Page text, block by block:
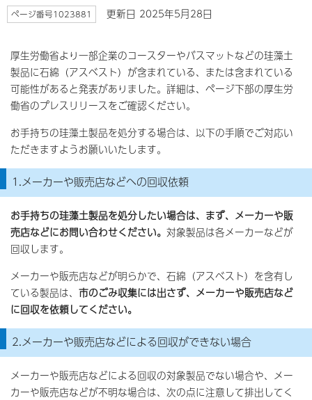
ページ番号1023881 更新日 2025年5月28日
厚生労働省より一部企業のコースターやバスマットなどの珪藻土
製品に石綿（アスベスト）が含まれている、または含まれている
可能性があると発表がありました。詳細は、ページ下部の厚生労
働省のプレスリリースをご確認ください。
お手持ちの珪藻土製品を処分する場合は、以下の手順でご対応い
ただきますようお願いいたします。
1.メーカーや販売店などへの回収依頼
お手持ちの珪藻土製品を処分したい場合は、まず、メーカーや販
売店などにお問い合わせください。 対象製品は各メーカーなどが
回収します。
メーカーや販売店などが明らかで、石綿（アスベスト）を含有し
ている製品は、 市のごみ収集には出さず、メーカーや販売店など
に回収を依頼してください。
2.メーカーや販売店などによる回収ができない場合
メーカーや販売店などによる回収の対象製品でない場合や、メー
カーや販売店などが不明な場合は、次の点に注意して排出してく